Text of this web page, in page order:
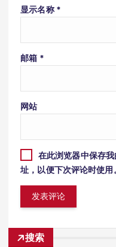
显示名称 *
邮箱 *
网站
在此浏览器中保存
址，以便下次评论时使用。
搜索